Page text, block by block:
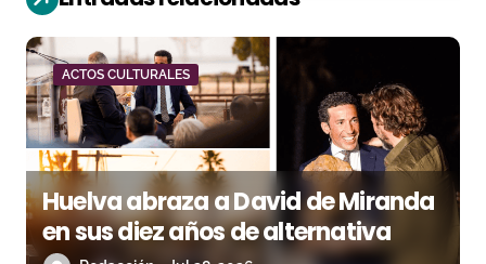
ó
n
d
e
e
n
ACTOS CULTURALES
Huelva abraza a David de Miranda
en sus diez años de alternativa